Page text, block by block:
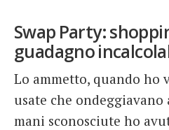
Swap Party:
guadagno
Lo ammetto, quando ho
usate che ondeggiavano
mani sconosciute ho